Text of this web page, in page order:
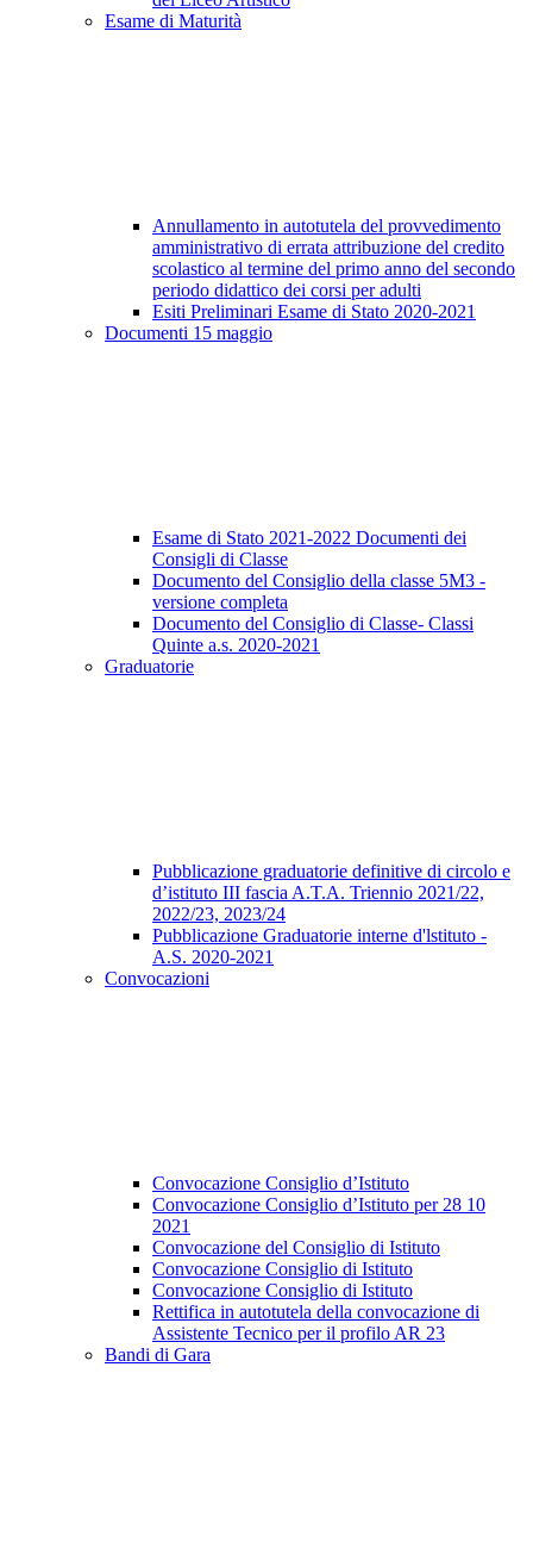
Esame di Maturità
Annullamento in autotutela del provvedimento
amministrativo di errata attribuzione del credito
scolastico al termine del primo anno del secondo
periodo didattico dei corsi per adulti
Esiti Preliminari Esame di Stato 2020-2021
Documenti 15 maggio
Esame di Stato 2021-2022 Documenti dei
Consigli di Classe
Documento del Consiglio della classe 5M3 -
versione completa
Documento del Consiglio di Classe- Classi
Quinte a.s. 2020-2021
Graduatorie
Pubblicazione graduatorie definitive di circolo e
d’istituto III fascia A.T.A. Triennio 2021/22,
2022/23, 2023/24
Pubblicazione Graduatorie interne d'lstituto -
A.S. 2020-2021
Convocazioni
Convocazione Consiglio d’Istituto
Convocazione Consiglio d’Istituto per 28 10
2021
Convocazione del Consiglio di Istituto
Convocazione Consiglio di Istituto
Convocazione Consiglio di Istituto
Rettifica in autotutela della convocazione di
Assistente Tecnico per il profilo AR 23
Bandi di Gara